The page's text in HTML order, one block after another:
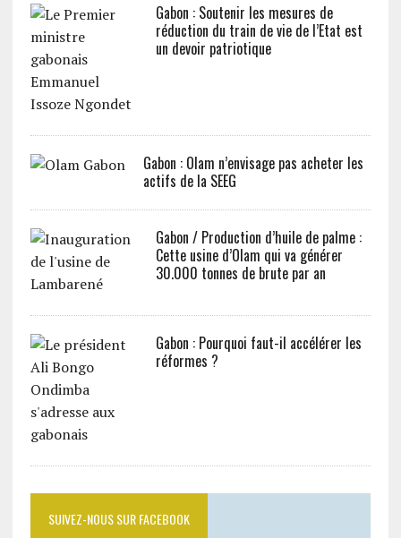
Gabon : Soutenir les mesures de
réduction du train de vie de l’Etat est
un devoir patriotique
Gabon : Olam n’envisage pas acheter les
actifs de la SEEG
Gabon / Production d’huile de palme :
Cette usine d’Olam qui va générer
30.000 tonnes de brute par an
Gabon : Pourquoi faut-il accélérer les
réformes ?
SUIVEZ-NOUS SUR FACEBOOK